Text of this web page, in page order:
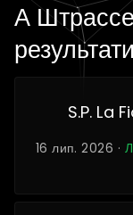
А
результати
S.P. La
16 лип. 2026 ·